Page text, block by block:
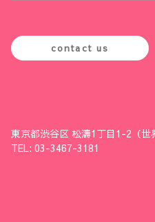
contact us
東京都渋谷区 松濤1丁目1-2（世
TEL: 03-3467-3181